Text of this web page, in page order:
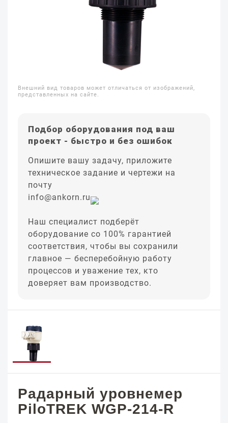
Внешний вид товаров может отличаться от изображений,
представленных на сайте.
Подбор оборудования под ваш
проект - быстро и без ошибок
Опишите вашу задачу, приложите
техническое задание и чертежи на
почту
info@ankorn.ru
Наш специалист подберёт
оборудование со 100% гарантией
соответствия, чтобы вы сохранили
главное — бесперебойную работу
процессов и уважение тех, кто
доверяет вам производство.
Радарный уровнемер
PiloTREK WGP-214-R